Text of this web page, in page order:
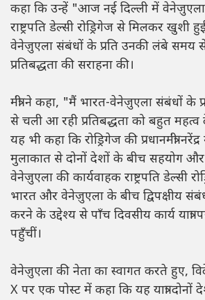
कहा कि उन्हें "आज नई दिल्ली में वेनेज़ुएला
राष्ट्रपति डेल्सी रोड्रिगेज से मिलकर खुशी
वेनेज़ुएला संबंधों के प्रति उनकी लंबे समय
प्रतिबद्धता की सराहना की।
मंत्री ने कहा, "मैं भारत-वेनेज़ुएला संबंधों के
से चली आ रही प्रतिबद्धता को बहुत
यह भी कहा कि रोड्रिगेज की प्रधानमंत्री
मुलाकात से दोनों देशों के बीच सहयोग
वेनेज़ुएला की कार्यवाहक राष्ट्रपति डेल्सी
भारत और वेनेज़ुएला के बीच द्विपक्षीय
करने के उद्देश्य से पाँच दिवसीय कार्य यात्रा
पहुँचीं।
वेनेज़ुएला की नेता का स्वागत करते हुए,
X पर एक पोस्ट में कहा कि यह यात्रा दोनों